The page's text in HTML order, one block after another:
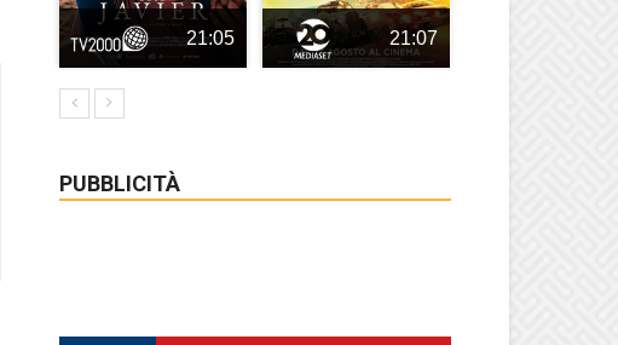
21:05 21:07
PUBBLICITÀ